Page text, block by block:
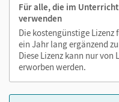
Die Medien sind wichtige
sind seitengenau
jederzeit unkompliziert
gestalten Sie das
abwechslungsreich. Kein
zeitaufwendiges Suchen!
Für alle, die im
verwenden
Die kostengünstige
ein Jahr lang ergänzend
Diese Lizenz kann nur von
erworben werden.